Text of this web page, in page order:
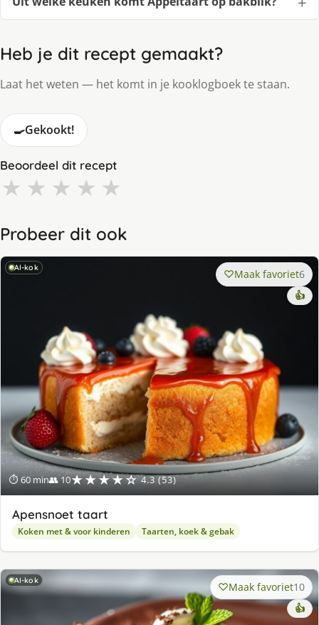
Heb je dit recept gemaakt?
Laat het weten — het komt in je kooklogboek te staan.
🍳Gekookt!
Beoordeel dit recept
★ ★ ★ ★ ★
Probeer dit ook
AI-kok
⏱ 60 min👥 10★★★★☆ 4.3 (53)
Maak favoriet6
👍
Apensnoet taart
Koken met & voor kinderen Taarten, koek & gebak
AI-kok Maak favoriet10
👍